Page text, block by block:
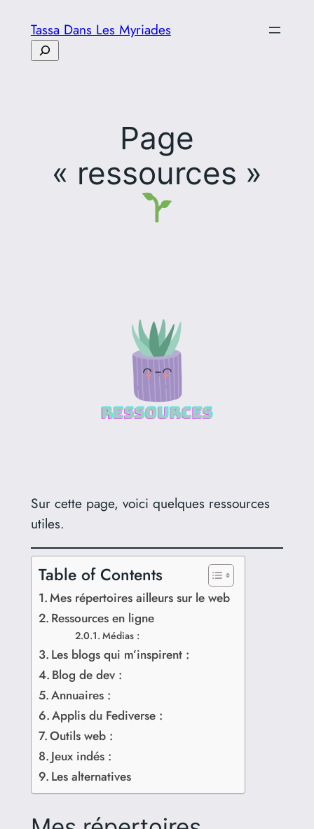
contenu
Tassa Dans Les Myriades
Rechercher
Page
« ressources »
Sur cette page, voici quelques ressources
utiles.
Table of Contents
Mes répertoires ailleurs sur le web
Ressources en ligne
Médias :
Les blogs qui m’inspirent :
Blog de dev :
Annuaires :
Applis du Fediverse :
Outils web :
Jeux indés :
Les alternatives